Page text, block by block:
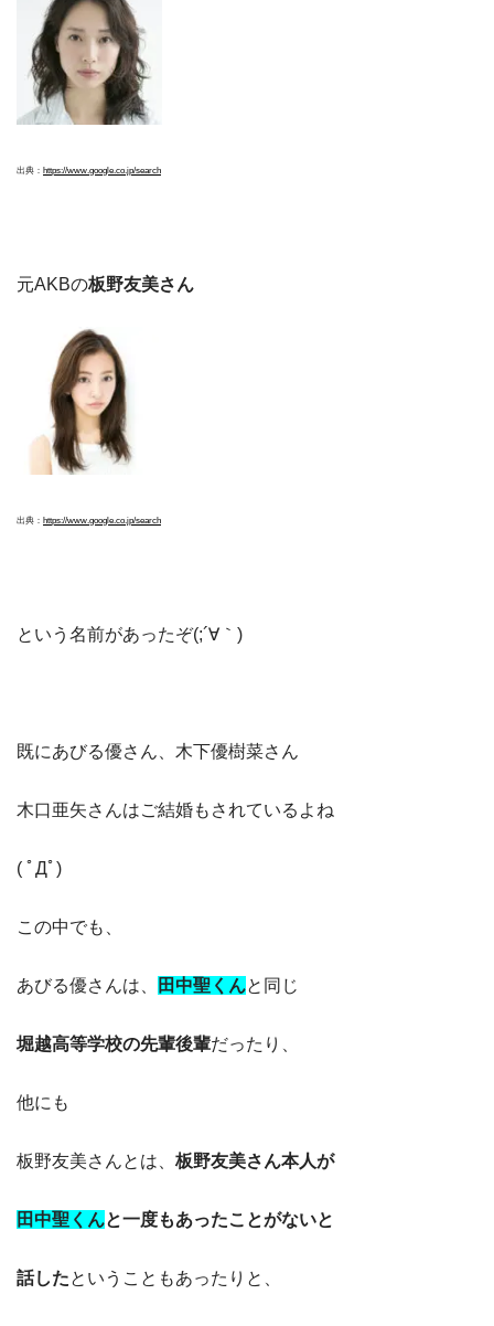
出典： https://www.google.co.jp/search
元AKBの板野友美さん
出典： https://www.google.co.jp/search
という名前があったぞ(;´∀｀)
既にあびる優さん、木下優樹菜さん
木口亜矢さんはご結婚もされているよね
( ﾟДﾟ)
この中でも、
あびる優さんは、 田中聖くんと同じ
堀越高等学校の先輩後輩だったり、
他にも
板野友美さんとは、 板野友美さん本人が
田中聖くんと一度もあったことがないと
話したということもあったりと、